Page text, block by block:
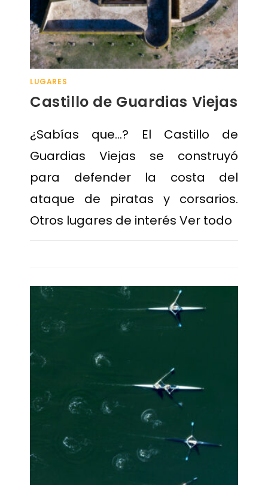
LUGARES
Castillo de Guardias Viejas
¿Sabías que…? El Castillo de
Guardias Viejas se construyó
para defender la costa del
ataque de piratas y corsarios.
Otros lugares de interés Ver todo